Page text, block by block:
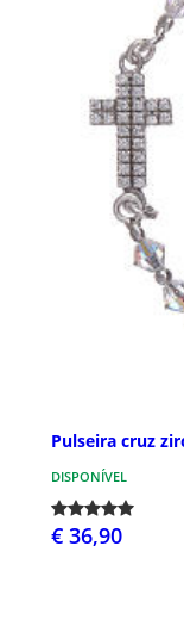
Pulseira cruz
DISPONÍVEL
€ 36,90